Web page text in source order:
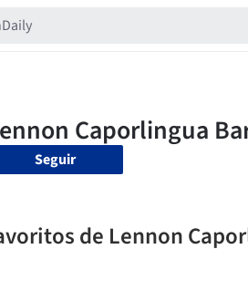
Seguir
de Lennon